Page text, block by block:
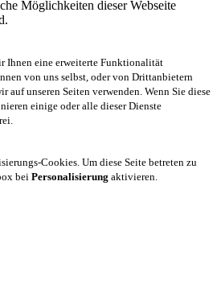
Möglichkeiten dieser Webseite
Ihnen eine erweiterte Funktionalität
von uns selbst, oder von Drittanbietern
auf unseren Seiten verwenden. Wenn Sie diese
einige oder alle dieser Dienste
Cookies. Um diese Seite betreten zu
bei Personalisierung aktivieren.